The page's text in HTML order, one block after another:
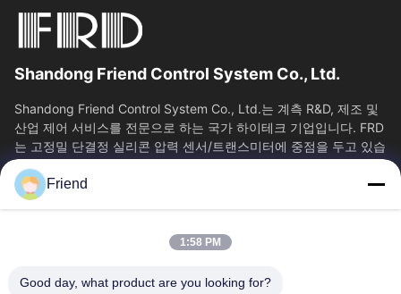
Shandong Friend Control System Co., Ltd.
Shandong Friend Control System Co., Ltd.는 계측 R&D, 제조 및
산업 제어 서비스를 전문으로 하는 국가 하이테크 기업입니다. FRD
는 고정밀 단결정 실리콘 압력 센서/트랜스미터에 중점을 두고 있습
니다. 클래스 0.05...
빠른 링크
회사 소개
공장 투어
품질 관리
Friend
1:58 PM
Good day, what product are you looking for?